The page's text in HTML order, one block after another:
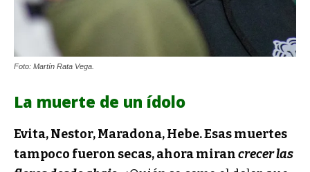
Foto: Martín Rata Vega.
La muerte de un ídolo
Evita, Nestor, Maradona, Hebe. Esas muertes
tampoco fueron secas, ahora mirancrecer las